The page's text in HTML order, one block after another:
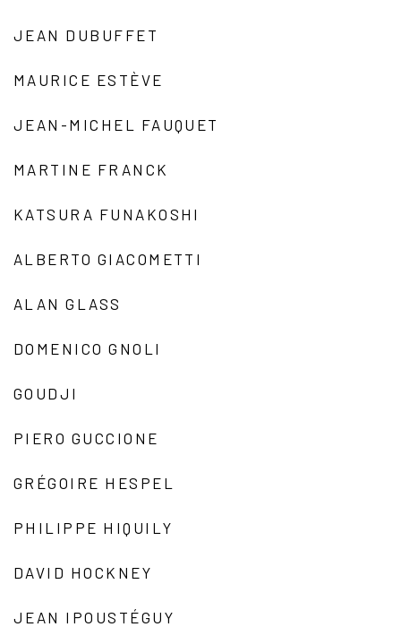
JEAN DUBUFFET
MAURICE ESTÈVE
JEAN-MICHEL FAUQUET
MARTINE FRANCK
KATSURA FUNAKOSHI
ALBERTO GIACOMETTI
ALAN GLASS
DOMENICO GNOLI
GOUDJI
PIERO GUCCIONE
GRÉGOIRE HESPEL
PHILIPPE HIQUILY
DAVID HOCKNEY
JEAN IPOUSTÉGUY